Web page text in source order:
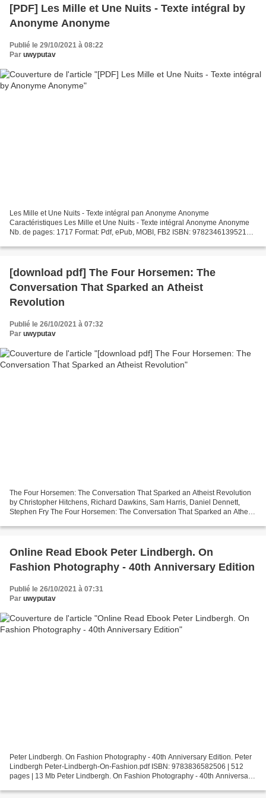
[PDF] Les Mille et Une Nuits - Texte intégral by
Anonyme Anonyme
Publié le 29/10/2021 à 08:22
Par uwyputav
Les Mille et Une Nuits - Texte intégral pan Anonyme Anonyme
Caractéristiques Les Mille et Une Nuits - Texte intégral Anonyme Anonyme
Nb. de pages: 1717 Format: Pdf, ePub, MOBI, FB2 ISBN: 9782346139521
[download pdf] The Four Horsemen: The
Conversation That Sparked an Atheist
Revolution
Publié le 26/10/2021 à 07:32
Par uwyputav
The Four Horsemen: The Conversation That Sparked an Atheist Revolution
by Christopher Hitchens, Richard Dawkins, Sam Harris, Daniel Dennett,
Stephen Fry The Four Horsemen: The Conversation That Sparked an Atheist
Online Read Ebook Peter Lindbergh. On
Fashion Photography - 40th Anniversary Edition
Publié le 26/10/2021 à 07:31
Par uwyputav
Peter Lindbergh. On Fashion Photography - 40th Anniversary Edition. Peter
Lindbergh Peter-Lindbergh-On-Fashion.pdf ISBN: 9783836582506 | 512
pages | 13 Mb Peter Lindbergh. On Fashion Photography - 40th Anniversary